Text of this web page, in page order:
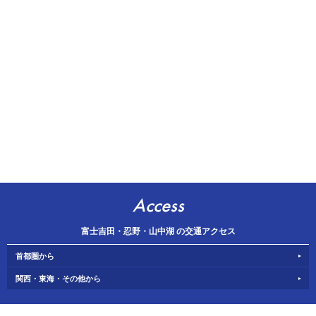
Access
富士吉田・忍野・山中湖 の交通アクセス
首都圏から
関西・東海・その他から